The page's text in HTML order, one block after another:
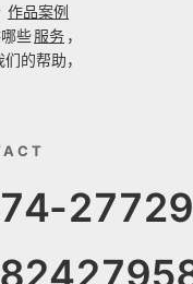
作品案例
些服务 ，
的帮助，